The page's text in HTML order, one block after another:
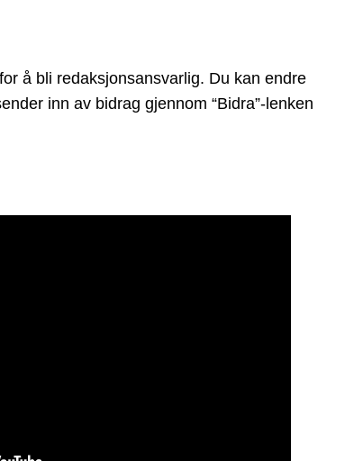
å bli redaksjonsansvarlig. Du kan endre
inn av bidrag gjennom “Bidra”-lenken